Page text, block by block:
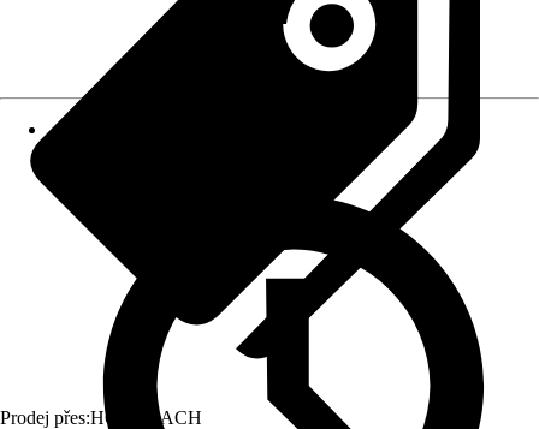
Prodej přes:HORNBACH